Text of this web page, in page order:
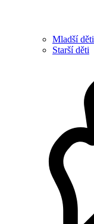
Mladší děti
Starší děti